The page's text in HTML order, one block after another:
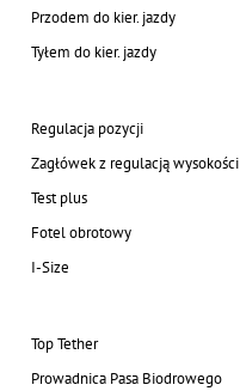
Przodem do kier. jazdy
Tyłem do kier. jazdy
Regulacja pozycji
Zagłówek z regulacją wysokości
Test plus
Fotel obrotowy
I-Size
Top Tether
Prowadnica Pasa Biodrowego